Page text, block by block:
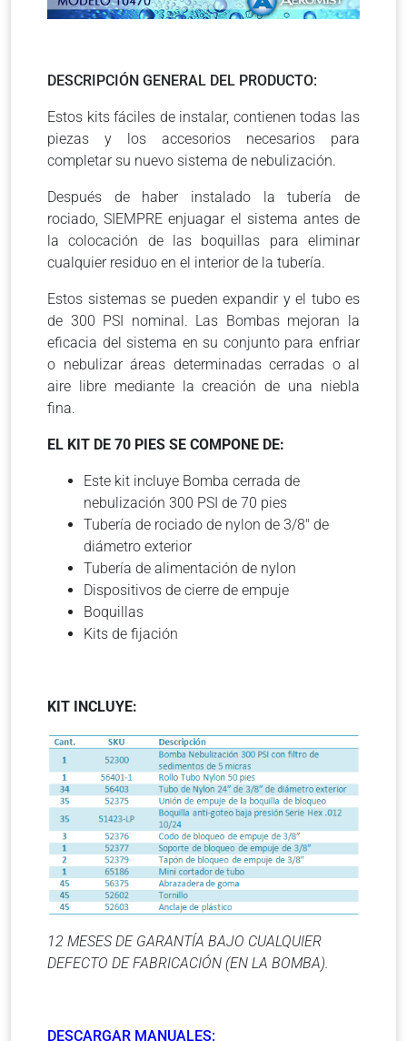
DESCRIPCIÓN GENERAL DEL PRODUCTO:
Estos kits fáciles de instalar, contienen todas las
piezas y los accesorios necesarios para
completar su nuevo sistema de nebulización.
Después de haber instalado la tubería de
rociado, SIEMPRE enjuagar el sistema antes de
la colocación de las boquillas para eliminar
cualquier residuo en el interior de la tubería.
Estos sistemas se pueden expandir y el tubo es
de 300 PSI nominal. Las Bombas mejoran la
eficacia del sistema en su conjunto para enfriar
o nebulizar áreas determinadas cerradas o al
aire libre mediante la creación de una niebla
fina.
EL KIT DE 70 PIES SE COMPONE DE:
Este kit incluye Bomba cerrada de
nebulización 300 PSI de 70 pies
Tubería de rociado de nylon de 3/8″ de
diámetro exterior
Tubería de alimentación de nylon
Dispositivos de cierre de empuje
Boquillas
Kits de fijación
KIT INCLUYE:
12 MESES DE GARANTÍA BAJO CUALQUIER
DEFECTO DE FABRICACIÓN (EN LA BOMBA).
DESCARGAR MANUALES: